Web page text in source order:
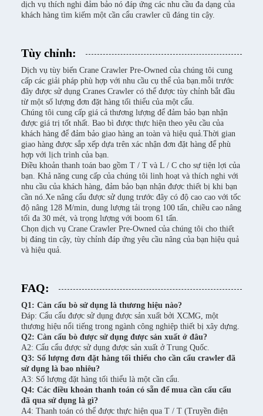
dịch vụ thích nghi đảm bảo nó đáp ứng các nhu cầu đa dạng của
khách hàng tìm kiếm một cần cẩu crawler cũ đáng tin cậy.
Tùy chỉnh:
Dịch vụ tùy biến Crane Crawler Pre-Owned của chúng tôi cung
cấp các giải pháp phù hợp với nhu cầu cụ thể của bạn.mỗi trước
đây được sử dụng Cranes Crawler có thể được tùy chỉnh bắt đầu
từ một số lượng đơn đặt hàng tối thiểu của một cẩu.
Chúng tôi cung cấp giá cả thương lượng để đảm bảo bạn nhận
được giá trị tốt nhất. Bao bì được thực hiện theo yêu cầu của
khách hàng để đảm bảo giao hàng an toàn và hiệu quả.Thời gian
giao hàng được sắp xếp dựa trên xác nhận đơn đặt hàng để phù
hợp với lịch trình của bạn.
Điều khoản thanh toán bao gồm T / T và L / C cho sự tiện lợi của
bạn. Khả năng cung cấp của chúng tôi linh hoạt và thích nghi với
nhu cầu của khách hàng, đảm bảo bạn nhận được thiết bị khi bạn
cần nó.Xe nâng cẩu được sử dụng trước đây có độ cao cao với tốc
độ nâng 128 M/min, dung lượng tải trọng 100 tấn, chiều cao nâng
tối đa 30 mét, và trọng lượng với boom 61 tấn.
Chọn dịch vụ Crane Crawler Pre-Owned của chúng tôi cho thiết
bị đáng tin cậy, tùy chỉnh đáp ứng yêu cầu nâng của bạn hiệu quả
và hiệu quả.
FAQ:
Q1: Càn cẩu bò sử dụng là thương hiệu nào?
Đáp: Cẩu cẩu được sử dụng được sản xuất bởi XCMG, một
thương hiệu nổi tiếng trong ngành công nghiệp thiết bị xây dựng.
Q2: Càn cẩu bò được sử dụng được sản xuất ở đâu?
A2: Cẩu cẩu được sử dụng được sản xuất ở Trung Quốc.
Q3: Số lượng đơn đặt hàng tối thiểu cho cần cẩu crawler đã
sử dụng là bao nhiêu?
A3: Số lượng đặt hàng tối thiểu là một cần cẩu.
Q4: Các điều khoản thanh toán có sẵn để mua cần cẩu cẩu
đã qua sử dụng là gì?
A4: Thanh toán có thể được thực hiện qua T / T (Truyền điện